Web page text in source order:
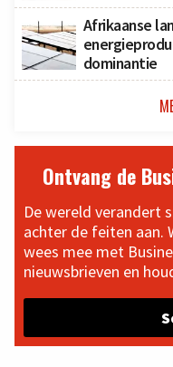
Afrikaanse
dominantie
Ontvang de
De wereld verandert
achter de feiten aan.
wees mee met
nieuwsbrieven en